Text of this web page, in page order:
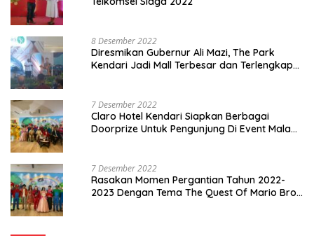
8 Desember 2022
Diresmikan Gubernur Ali Mazi, The Park
Kendari Jadi Mall Terbesar dan Terlengkap
7 Desember 2022
Claro Hotel Kendari Siapkan Berbagai
Doorprize Untuk Pengunjung Di Event Malam
7 Desember 2022
Rasakan Momen Pergantian Tahun 2022-
2023 Dengan Tema The Quest Of Mario Bros